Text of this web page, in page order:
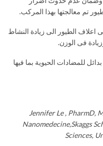
تم معالجتها بهذا المركب.
اعلاف الطيور الى زيادة النشاط
فى الوزن.
للمضادات الحيوية بما فيها
Jennifer Le , PharmD,
Nanomedecine,Skaggs
Sciences,